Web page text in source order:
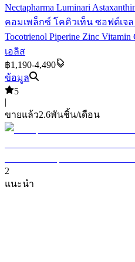
Nectapharma Luminari
คอมเพล็กซ์ โคคิวเท็น ซอฟต์เจล
Tocotrienol Piperine Zinc
เอลิส
฿1,190-4,490
ข้อมูล
5
|
ขายแล้ว2.6พันชิ้น/เดือน
2
แนะนำ